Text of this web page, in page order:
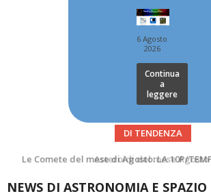
6 Agosto
2026
Continua
a
leggere
DI TENDENZA
Asteroidi del mese Agosto 2026
NEWS DI ASTRONOMIA E SPAZIO